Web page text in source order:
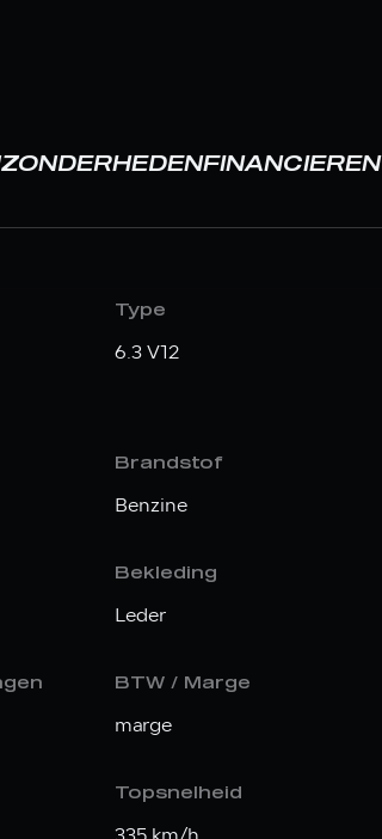
FINANCIEREN
Type
6.3 V12
Brandstof
Benzine
Bekleding
Leder
BTW / Marge
marge
Topsnelheid